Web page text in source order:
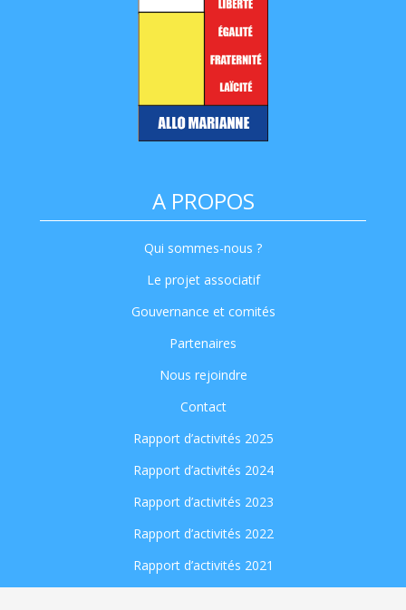
A PROPOS
Qui sommes-nous ?
Le projet associatif
Gouvernance et comités
Partenaires
Nous rejoindre
Contact
Rapport d’activités 2025
Rapport d’activités 2024
Rapport d’activités 2023
Rapport d’activités 2022
Rapport d’activités 2021